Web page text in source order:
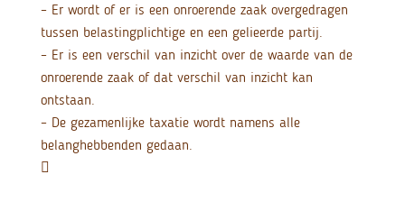
– Er wordt of er is een onroerende zaak overgedragen
tussen belastingplichtige en een gelieerde partij.
– Er is een verschil van inzicht over de waarde van de
onroerende zaak of dat verschil van inzicht kan
ontstaan.
– De gezamenlijke taxatie wordt namens alle
belanghebbenden gedaan.
